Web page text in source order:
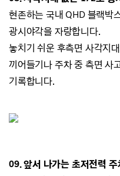
현존하는 국내 QHD 블랙박
광시야각을 자랑합니다.
놓치기 쉬운 후측면 사각지
끼어들기나 주차 중 측면 사
기록합니다.
09.앞서 나가는 초저전력 주